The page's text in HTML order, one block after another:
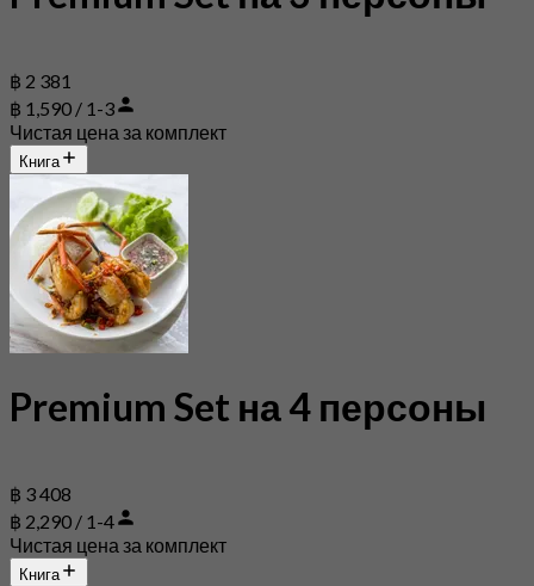
฿ 2 381
฿ 1,590 / 1-3
Чистая цена за комплект
Книга
Premium Set на 4 персоны
฿ 3 408
฿ 2,290 / 1-4
Чистая цена за комплект
Книга